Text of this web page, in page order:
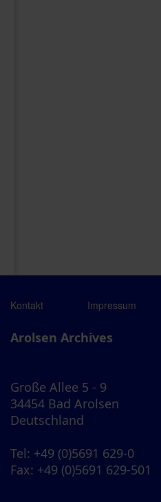
Kontakt Impressum
Arolsen Archives
Große Allee 5 - 9
34454 Bad Arolsen
Deutschland
Tel: +49 (0)5691 629-0
Fax: +49 (0)5691 629-501